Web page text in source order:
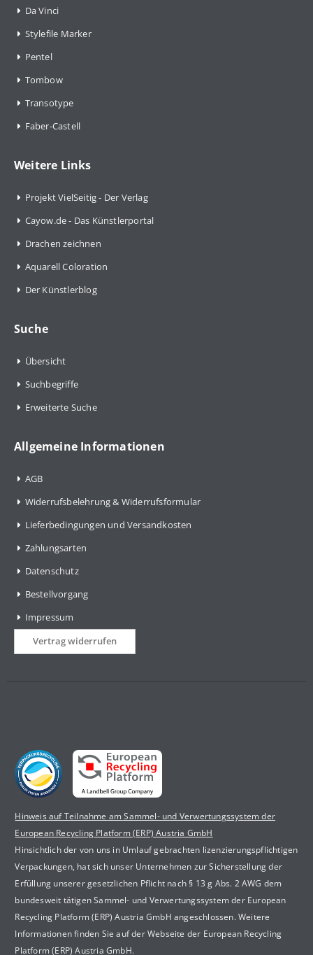
Da Vinci
Stylefile Marker
Pentel
Tombow
Transotype
Faber-Castell
Weitere Links
Projekt VielSeitig - Der Verlag
Cayow.de - Das Künstlerportal
Drachen zeichnen
Aquarell Coloration
Der Künstlerblog
Suche
Übersicht
Suchbegriffe
Erweiterte Suche
Allgemeine Informationen
AGB
Widerrufsbelehrung & Widerrufsformular
Lieferbedingungen und Versandkosten
Zahlungsarten
Datenschutz
Bestellvorgang
Impressum
Vertrag widerrufen
Hinweis auf Teilnahme am Sammel- und Verwertungssystem der
European Recycling Platform (ERP) Austria GmbH
Hinsichtlich der von uns in Umlauf gebrachten lizenzierungspflichtigen
Verpackungen, hat sich unser Unternehmen zur Sicherstellung der
Erfüllung unserer gesetzlichen Pflicht nach § 13 g Abs. 2 AWG dem
bundesweit tätigen Sammel- und Verwertungssystem der European
Recycling Platform (ERP) Austria GmbH angeschlossen. Weitere
Informationen finden Sie auf der Webseite der European Recycling
Platform (ERP) Austria GmbH.